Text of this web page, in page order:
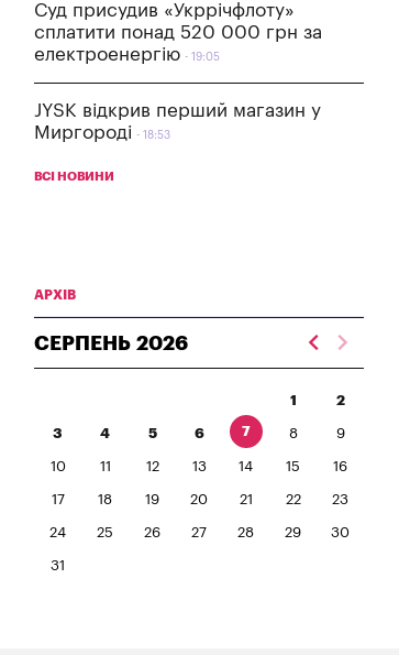
Суд присудив «Укррічфлоту»
сплатити понад 520 000 грн за
електроенергію
19:05
JYSK відкрив перший магазин у
Миргороді
18:53
ВСІ НОВИНИ
АРХІВ
СЕРПЕНЬ 2026
1 2
3 4 5 6 7 8 9
10 11 12 13 14 15 16
17 18 19 20 21 22 23
24 25 26 27 28 29 30
31